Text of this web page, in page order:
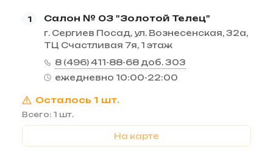
1 Салон № 03 "Золотой Телец"
г. Сергиев Посад, ул. Вознесенская, 32а,
ТЦ Счастливая 7я, 1 этаж
8 (496) 411-88-68 доб. 303
ежедневно 10:00-22:00
Осталось 1 шт.
Всего: 1 шт.
На карте